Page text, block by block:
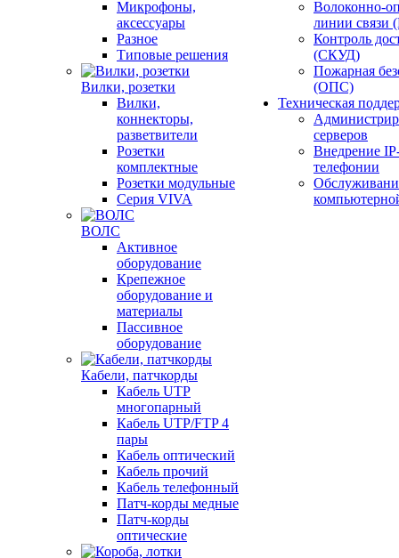
Микрофоны,
аксессуары
Разное
Типовые решения
Вилки, розетки
Вилки,
коннекторы,
разветвители
Розетки
комплектные
Розетки модульные
Серия VIVA
ВОЛС
Активное
оборудование
Крепежное
оборудование и
материалы
Пассивное
оборудование
Кабели, патчкорды
Кабель UTP
многопарный
Кабель UTP/FTP 4
пары
Кабель оптический
Кабель прочий
Кабель телефонный
Патч-корды медные
Патч-корды
оптические
Волоконно-
линии
Контроль
(СКУД)
Пожарная
(ОПС)
Техническая
серверов
Внедрение
телефонии